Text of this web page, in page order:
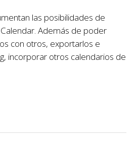
las posibilidades de
Además de poder
con otros, exportarlos e
incorporar otros calendarios de